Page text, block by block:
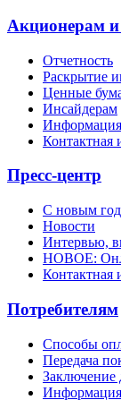
Акционерам и
Отчетность
Раскрытие
Ценные
Инсайдерам
Информация
Контактная
Пресс-центр
С новым
Новости
Интервью,
НОВОЕ:
Контактная
Потребителям
Способы
Передача
Заключение